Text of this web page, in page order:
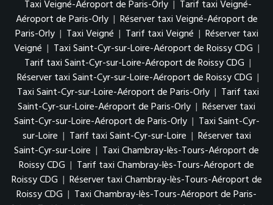
Taxi Veigné-Aéroport de Paris-Orly | Tarif taxi Veigné-
Aéroport de Paris-Orly | Réserver taxi Veigné-Aéroport de
Paris-Orly | Taxi Veigné | Tarif taxi Veigné | Réserver taxi
Veigné | Taxi Saint-Cyr-sur-Loire-Aéroport de Roissy CDG |
Tarif taxi Saint-Cyr-sur-Loire-Aéroport de Roissy CDG |
Réserver taxi Saint-Cyr-sur-Loire-Aéroport de Roissy CDG |
Taxi Saint-Cyr-sur-Loire-Aéroport de Paris-Orly | Tarif taxi
Saint-Cyr-sur-Loire-Aéroport de Paris-Orly | Réserver taxi
Saint-Cyr-sur-Loire-Aéroport de Paris-Orly | Taxi Saint-Cyr-
sur-Loire | Tarif taxi Saint-Cyr-sur-Loire | Réserver taxi
Saint-Cyr-sur-Loire | Taxi Chambray-lès-Tours-Aéroport de
Roissy CDG | Tarif taxi Chambray-lès-Tours-Aéroport de
Roissy CDG | Réserver taxi Chambray-lès-Tours-Aéroport de
Roissy CDG | Taxi Chambray-lès-Tours-Aéroport de Paris-